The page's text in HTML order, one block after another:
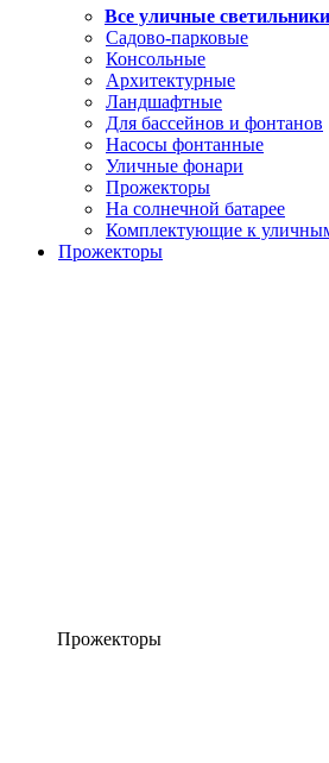
Все уличные светильники
Садово-парковые
Консольные
Архитектурные
Ландшафтные
Для бассейнов и фонтанов
Насосы фонтанные
Уличные фонари
Прожекторы
На солнечной батарее
Комплектующие к
Прожекторы
Прожекторы